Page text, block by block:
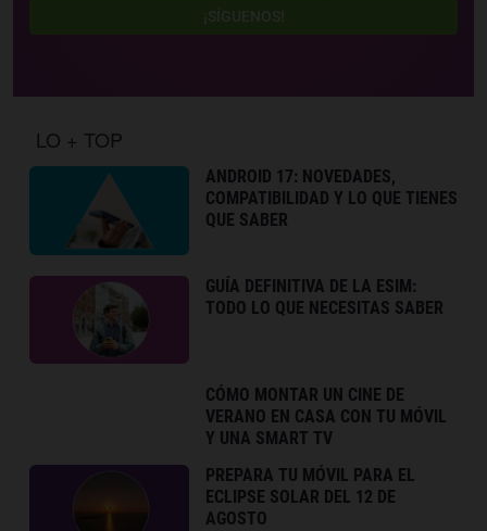
¡SÍGUENOS!
LO + TOP
ANDROID 17: NOVEDADES,
COMPATIBILIDAD Y LO QUE TIENES
QUE SABER
GUÍA DEFINITIVA DE LA ESIM:
TODO LO QUE NECESITAS SABER
CÓMO MONTAR UN CINE DE
VERANO EN CASA CON TU MÓVIL
Y UNA SMART TV
PREPARA TU MÓVIL PARA EL
ECLIPSE SOLAR DEL 12 DE
AGOSTO